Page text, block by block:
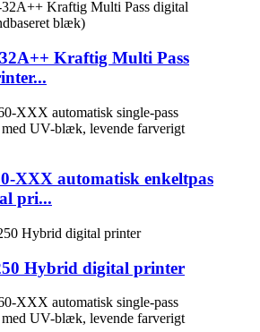
Kraftig Multi Pass
XXX automatisk enkeltpas
pri...
Hybrid digital printer